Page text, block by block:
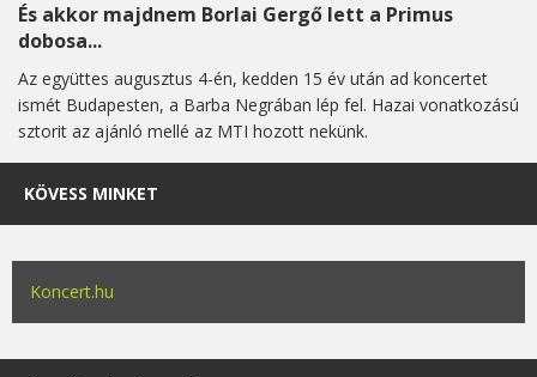
És akkor majdnem Borlai Gergő lett a Primus
dobosa...
Az együttes augusztus 4-én, kedden 15 év után ad koncertet
ismét Budapesten, a Barba Negrában lép fel. Hazai vonatkozású
sztorit az ajánló mellé az MTI hozott nekünk.
KÖVESS MINKET
Koncert.hu